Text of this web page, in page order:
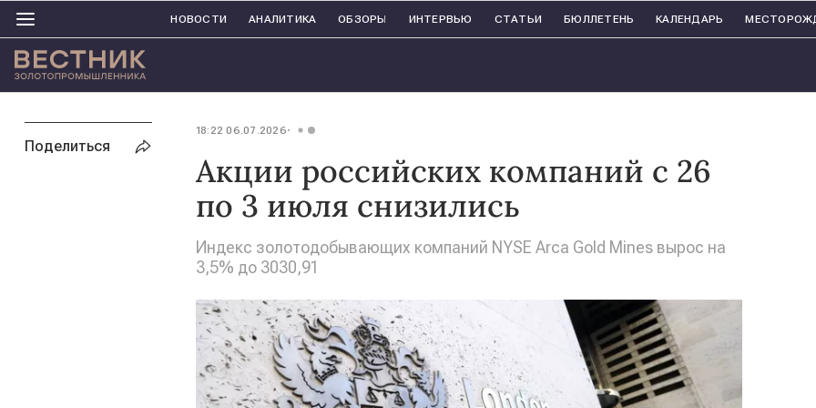
НОВОСТИ АНАЛИТИКА ОБЗОРЫ ИНТЕРВЬЮ СТАТЬИ БЮЛЛЕТЕНЬ КАЛЕНДАРЬ
18:22 06.07.2026
Акции российских компаний с 26
по 3 июля снизились
Индекс золотодобывающих компаний NYSE Arca Gold Mines вырос на
3,5% до 3030,91
Поделиться